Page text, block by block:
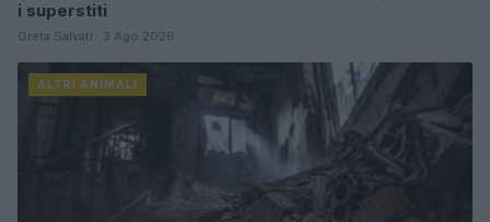
i superstiti
Greta Salvati · 3 Ago 2026
ALTRI ANIMALI